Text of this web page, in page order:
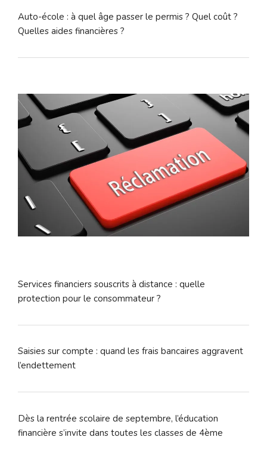
Auto-école : à quel âge passer le permis ? Quel coût ?
Quelles aides financières ?
Services financiers souscrits à distance : quelle
protection pour le consommateur ?
Saisies sur compte : quand les frais bancaires aggravent
l’endettement
Dès la rentrée scolaire de septembre, l’éducation
financière s’invite dans toutes les classes de 4ème